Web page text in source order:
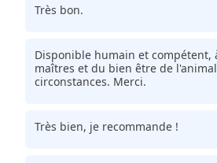
Très bon.
Disponible humain et compétent,
maîtres et du bien être de
circonstances. Merci.
Très bien, je recommande !